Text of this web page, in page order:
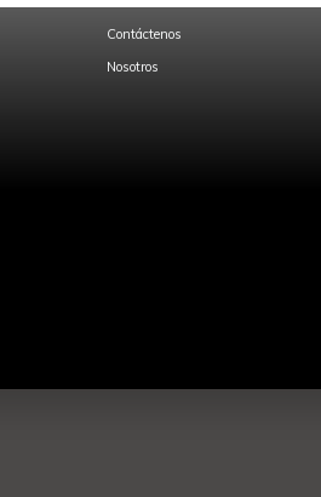
Contáctenos
Nosotros